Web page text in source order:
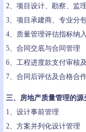
2、项目设计、勘察、监
3、项目承建商、专业分
4、质量管理评估指标纳
5、合同交底与合同管理
6、工程进度款支付审核
7、合同后评估及合格合
三、房地产质量管理的
1、设计事前管理
2、方案并列化设计管理